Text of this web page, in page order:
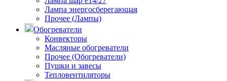
Лампа энергосберегающая
Прочее (Лампы)
Обогреватели
Конвекторы
Масляные обогреватели
Прочее (Обогреватели)
Пушки и завесы
Тепловентиляторы